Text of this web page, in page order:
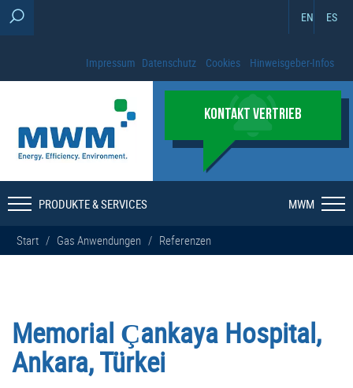
EN ES
Impressum Datenschutz Cookies Hinweisgeber-Infos
KONTAKT VERTRIEB
PRODUKTE & SERVICES MWM
Start / Gas Anwendungen / Referenzen
Memorial Çankaya Hospital,
Ankara, Türkei